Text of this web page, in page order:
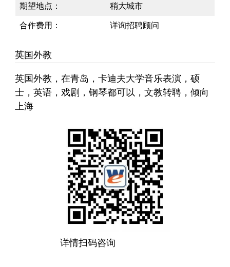
期望地点：
稍大城市
合作费用：
详询招聘顾问
英国外教
英国外教，在青岛，卡迪夫大学音乐表演，硕
士，英语，戏剧，钢琴都可以，文教转聘，倾向
上海
详情扫码咨询